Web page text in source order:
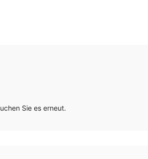
Sie es erneut.